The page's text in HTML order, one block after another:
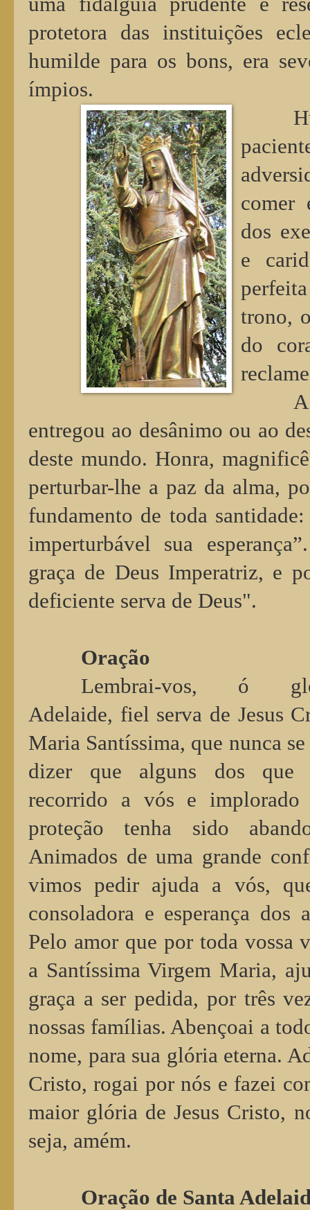
protetora das instituições
humilde para os bons, era
ímpios.
comer
dos
e
trono,
do
entregou ao desânimo ou ao
deste mundo. Honra,
perturbar-lhe a paz da alma,
fundamento de toda
imperturbável sua
graça de Deus Imperatriz, e
deficiente serva de Deus".
Oração
Lembrai-vos, ó
Adelaide, fiel serva de Jesus
Maria Santíssima, que nunca
dizer que alguns dos que
recorrido a vós e implorado
proteção tenha sido
Animados de uma grande
vimos pedir ajuda a vós,
consoladora e esperança dos
Pelo amor que por toda vossa
a Santíssima Virgem Maria,
graça a ser pedida, por três
nossas famílias. Abençoai a
nome, para sua glória eterna.
Cristo, rogai por nós e fazei
maior glória de Jesus Cristo,
seja, amém.
Oração de Santa